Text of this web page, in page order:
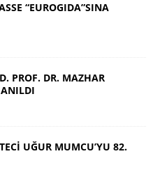
“EUROGIDA”SINA
PROF. DR. MAZHAR
UĞUR MUMCU’YU 82.